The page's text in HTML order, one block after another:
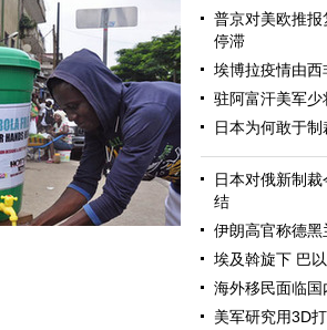
画：恶性循环
普京对美欧推
停滞
埃博拉疫情由
驻阿富汗美军
日本为何敢于
日本对俄新制
结
伊朗高官称德
埃及斡旋下 巴
海外移民面临
美军研究用3D